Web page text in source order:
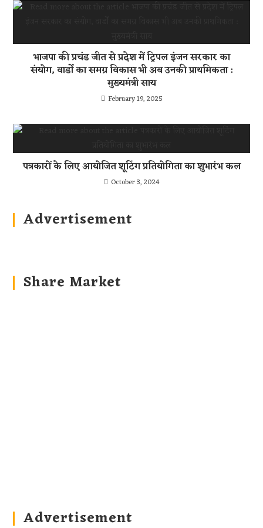
भाजपा की प्रचंड जीत से प्रदेश में ट्रिपल इंजन सरकार का
संयोग, वार्डों का समग्र विकास भी अब उनकी प्राथमिकता :
मुख्यमंत्री साय
February 19, 2025
पत्रकारों के लिए आयोजित शूटिंग प्रतियोगिता का शुभारंभ कल
October 3, 2024
Advertisement
Share Market
Advertisement